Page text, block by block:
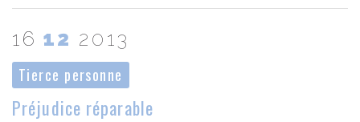
16 12 2013
Tierce personne
Préjudice réparable